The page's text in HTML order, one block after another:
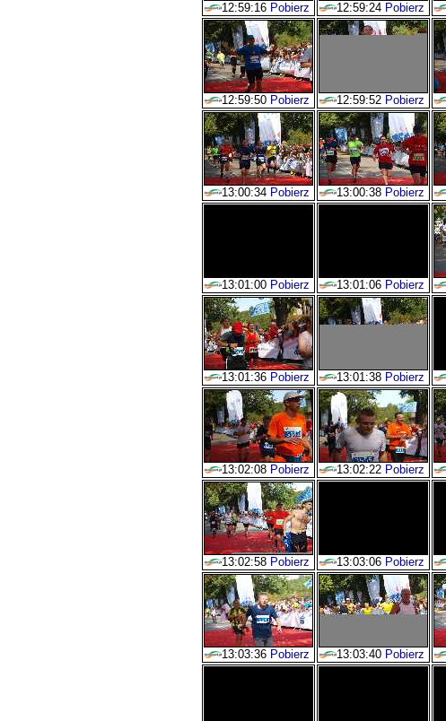
12:59:16 Pobierz 12:59:24 Pobierz
12:59:50 Pobierz 12:59:52 Pobierz
13:00:34 Pobierz 13:00:38 Pobierz
13:01:00 Pobierz 13:01:06 Pobierz
13:01:36 Pobierz 13:01:38 Pobierz
13:02:08 Pobierz 13:02:22 Pobierz
13:02:58 Pobierz 13:03:06 Pobierz
13:03:36 Pobierz 13:03:40 Pobierz